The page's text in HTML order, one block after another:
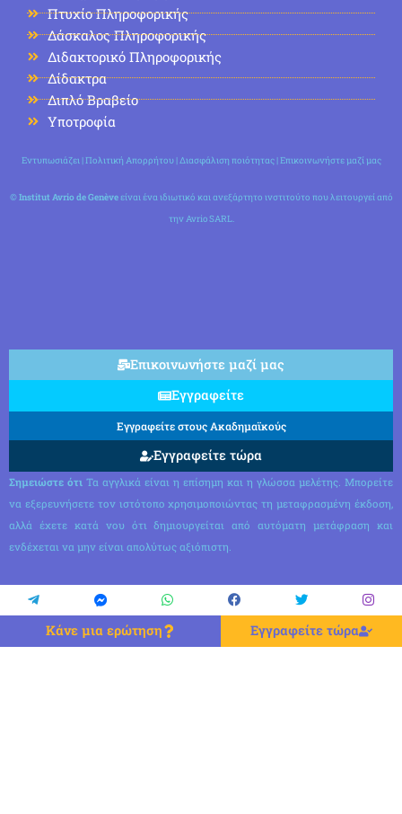
Πτυχίο Πληροφορικής
Δάσκαλος Πληροφορικής
Διδακτορικό Πληροφορικής
Δίδακτρα
Διπλό Βραβείο
Υποτροφία
Εντυπωσιάζει|Πολιτική Απορρήτου|Διασφάλιση ποιότητας|Επικοινωνήστε μαζί μας
©Institut Avrio de Genèveείναι ένα ιδιωτικό και ανεξάρτητο ινστιτούτο που λειτουργεί από
την Avrio SARL.
Επικοινωνήστε μαζί μας
Εγγραφείτε
Εγγραφείτε στους Ακαδημαϊκούς
Εγγραφείτε τώρα
Σημειώστε ότι Τα αγγλικά είναι η επίσημη και η γλώσσα μελέτης. Μπορείτε
να εξερευνήσετε τον ιστότοπο χρησιμοποιώντας τη μεταφρασμένη έκδοση,
αλλά έχετε κατά νου ότι δημιουργείται από αυτόματη μετάφραση και
ενδέχεται να μην είναι απολύτως αξιόπιστη.
Κάνε μια ερώτηση Εγγραφείτε τώρα